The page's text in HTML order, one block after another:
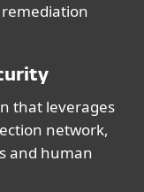
that leverages
network,
and human